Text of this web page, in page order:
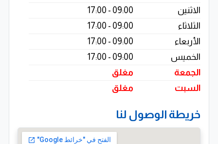
الاثنين
09:00 - 17:00
الثلاثاء
09:00 - 17:00
الأربعاء
09:00 - 17:00
الخميس
09:00 - 17:00
الجمعة
مغلق
السبت
مغلق
خريطة الوصول لنا